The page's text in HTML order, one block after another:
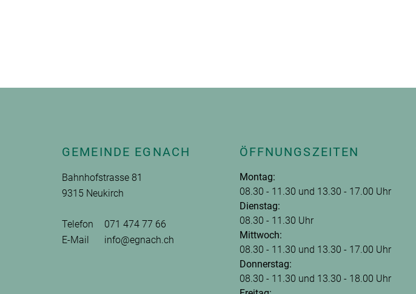
Fusszeile
GEMEINDE EGNACH
Bahnhofstrasse 81
9315 Neukirch
Telefon
071 474 77 66
E-Mail
info@egnach.ch
ÖFFNUNGSZEITEN
Montag:
08.30 - 11.30 und 13.30 - 17.00 Uhr
Dienstag:
08.30 - 11.30 Uhr
Mittwoch:
08.30 - 11.30 und 13.30 - 17.00 Uhr
Donnerstag:
08.30 - 11.30 und 13.30 - 18.00 Uhr